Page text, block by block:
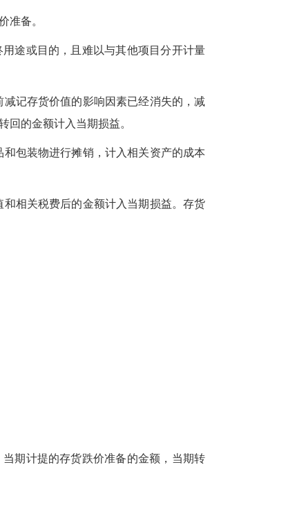
准备。
途或目的，且难以与其他项目分开计量
记存货价值的影响因素已经消失的，减
回的金额计入当期损益。
包装物进行摊销，计入相关资产的成本
相关税费后的金额计入当期损益。存货
期计提的存货跌价准备的金额，当期转